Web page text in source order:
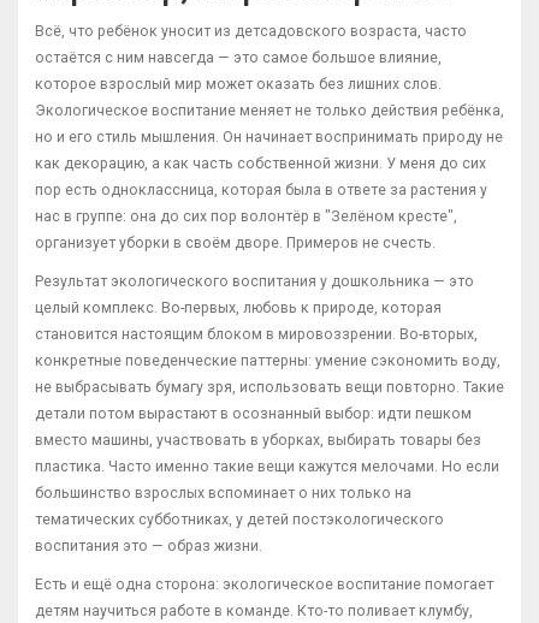
Всё, что ребёнок уносит из детсадовского возраста, часто
остаётся с ним навсегда — это самое большое влияние,
которое взрослый мир может оказать без лишних слов.
Экологическое воспитание меняет не только действия ребёнка,
но и его стиль мышления. Он начинает воспринимать природу не
как декорацию, а как часть собственной жизни. У меня до сих
пор есть одноклассница, которая была в ответе за растения у
нас в группе: она до сих пор волонтёр в "Зелёном кресте",
организует уборки в своём дворе. Примеров не счесть.
Результат экологического воспитания у дошкольника — это
целый комплекс. Во-первых, любовь к природе, которая
становится настоящим блоком в мировоззрении. Во-вторых,
конкретные поведенческие паттерны: умение сэкономить воду,
не выбрасывать бумагу зря, использовать вещи повторно. Такие
детали потом вырастают в осознанный выбор: идти пешком
вместо машины, участвовать в уборках, выбирать товары без
пластика. Часто именно такие вещи кажутся мелочами. Но если
большинство взрослых вспоминает о них только на
тематических субботниках, у детей постэкологического
воспитания это — образ жизни.
Есть и ещё одна сторона: экологическое воспитание помогает
детям научиться работе в команде. Кто-то поливает клумбу,